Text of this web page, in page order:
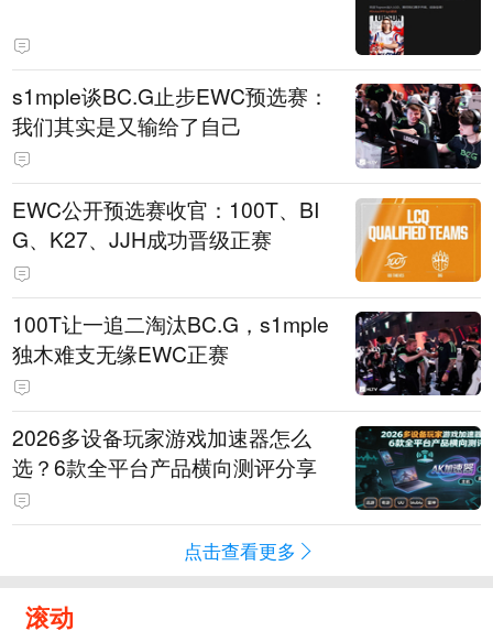
s1mple谈BC.G止步EWC预选赛：
我们其实是又输给了自己
EWC公开预选赛收官：100T、BI
G、K27、JJH成功晋级正赛
100T让一追二淘汰BC.G，s1mple
独木难支无缘EWC正赛
2026多设备玩家游戏加速器怎么
选？6款全平台产品横向测评分享
点击查看更多
滚动